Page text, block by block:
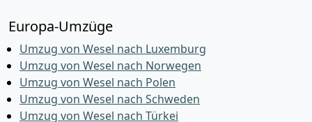
Europa-Umzüge
Umzug von Wesel nach Luxemburg
Umzug von Wesel nach Norwegen
Umzug von Wesel nach Polen
Umzug von Wesel nach Schweden
Umzug von Wesel nach Türkei